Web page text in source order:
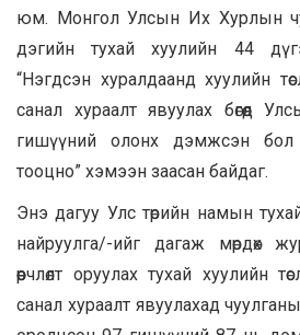
юм. Монгол Улсын Их Хурлын
дэгийн тухай хуулийн 44
“Нэгдсэн хуралдаанд хуулийн
санал хураалт явуулах бөгөөд
гишүүний олонх дэмжсэн бол
тооцно” хэмээн заасан байдаг.
Энэ дагуу Улс төрийн намын
найруулга/-ийг дагаж мөрдөх
өөрчлөлт оруулах тухай хуулийн
санал хураалт явуулахад